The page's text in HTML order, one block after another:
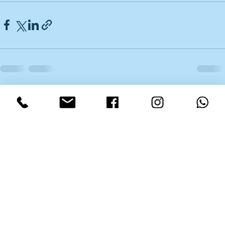
Aktuelle Beiträge Alle ansehen